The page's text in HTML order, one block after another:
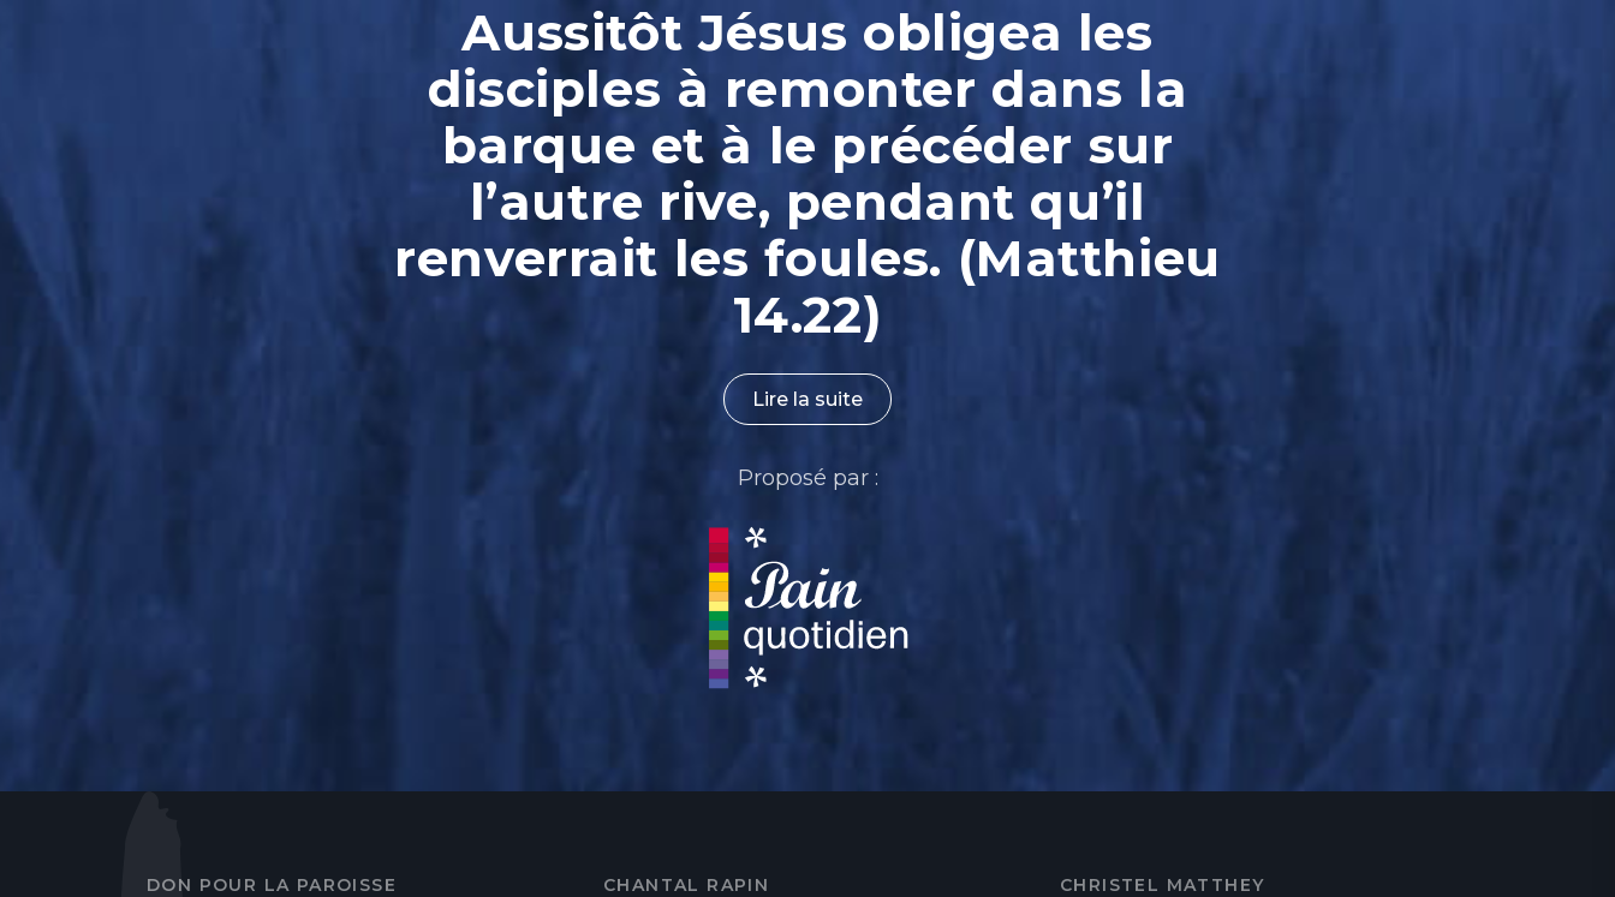
Aussitôt Jésus obligea les
disciples à remonter dans la
barque et à le précéder sur
l’autre rive, pendant qu’il
renverrait les foules. (Matthieu
14.22)
Lire la suite
Proposé par :
DON POUR LA PAROISSE CHANTAL RAPIN CHRISTEL MATTHEY